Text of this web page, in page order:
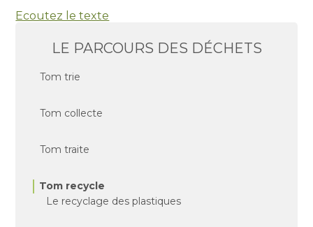
Ecoutez le texte
LE PARCOURS DES DÉCHETS
Tom trie
Tom collecte
Tom traite
Tom recycle
Le recyclage des plastiques